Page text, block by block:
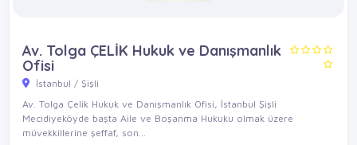
Av. Tolga ÇELİK Hukuk ve Danışmanlık
Ofisi
İstanbul / Şişli
Av. Tolga Çelik Hukuk ve Danışmanlık Ofisi, İstanbul Şişli
Mecidiyeköyde başta Aile ve Boşanma Hukuku olmak üzere
müvekkillerine şeffaf, son...